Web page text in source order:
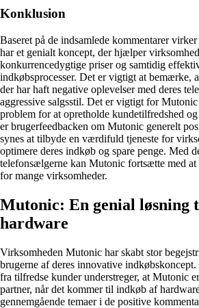
Konklusion
Baseret på de indsamlede kommentarer
har et genialt koncept, der hjælper
konkurrencedygtige priser og samtidig
indkøbsprocesser. Det er vigtigt at bemærke,
der har haft negative oplevelser med deres
aggressive salgsstil. Det er vigtigt for Mutonic
problem for at opretholde kundetilfredshed
er brugerfeedbacken om Mutonic generelt
synes at tilbyde en værdifuld tjeneste for
optimere deres indkøb og spare penge. Med
telefonsælgerne kan Mutonic fortsætte med
for mange virksomheder.
Mutonic: En genial løsning
hardware
Virksomheden Mutonic har skabt stor
brugerne af deres innovative
fra tilfredse kunder understreger, at Mutonic
partner, når det kommer til indkøb af
gennemgående temaer i de positive